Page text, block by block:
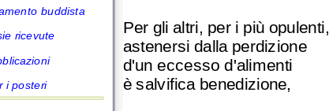
buddista
ricevute
i posteri
Per gli altri, per i più opulenti,
astenersi dalla perdizione
d'un eccesso d'alimenti
è salvifica benedizione,